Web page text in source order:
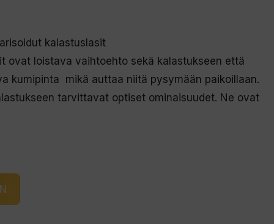
kalastuslasit
ovat loistava vaihtoehto sekä kalastukseen että
kumipinta mikä auttaa niitä pysymään paikoillaan.
tarvittavat optiset ominaisuudet. Ne ovat